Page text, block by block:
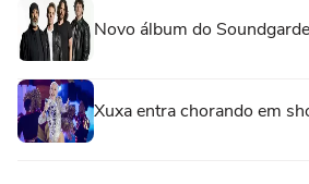
Novo álbum do
Xuxa entra chorando em